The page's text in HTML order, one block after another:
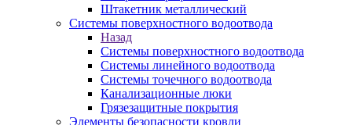
Штакетник металлический
Системы поверхностного водоотвода
Назад
Системы поверхностного водоотвода
Системы линейного водоотвода
Системы точечного водоотвода
Канализационные люки
Грязезащитные покрытия
Элементы безопасности кровли